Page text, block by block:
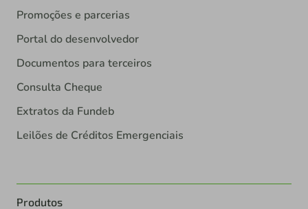
Promoções e parcerias
Portal do desenvolvedor
Documentos para terceiros
Consulta Cheque
Extratos da Fundeb
Leilões de Créditos Emergenciais
Produtos